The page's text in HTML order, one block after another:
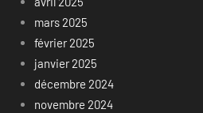
mars 2025
février 2025
janvier 2025
décembre 2024
novembre 2024